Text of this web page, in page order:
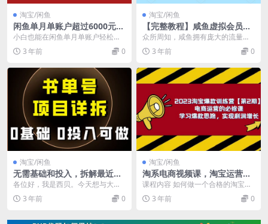
淘宝/闲鱼
闲鱼单月单账户超过6000元的
赚钱方法揭秘
小白也能在闲鱼单月单账户轻松变
现超过6000元，课程内容如下： 第
一节：闲鱼变现...
3 年前 0
淘宝/闲鱼
【完整教程】咸鱼虚拟会员搬
砖，每一单都带来纯利润
众所周知，咸鱼拥有庞大的流量。
我们可以零成本地在咸鱼上发布虚
拟产品，从而进行一项...
3 年前 0
淘宝/闲鱼
无需基础和投入，拆解最近风
靡的书单号项目，适合所有人
各位好，我是西贝。今天想与大家
分享一个实用的项目玩法，即抖音
书单号保姆级教程。这...
3 年前 0
淘宝/闲鱼
淘系电商视频课，淘宝运营电
商合集视频（共 33 节）
课程内容 如何做一个合格的淘宝卖
家； 小白快速开店流程； 如何快速
写一个合格的标...
3 年前 0